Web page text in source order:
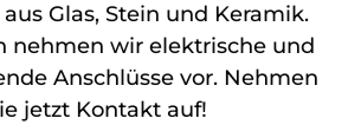
Glas, Stein und Keramik.
nehmen wir elektrische und
Anschlüsse vor. Nehmen
jetzt Kontakt auf!